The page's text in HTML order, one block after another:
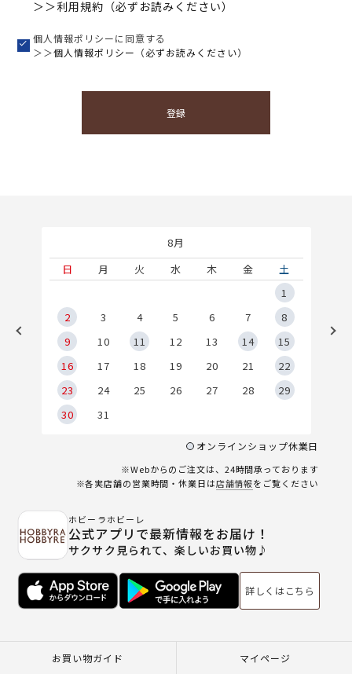
＞＞利用規約（必ずお読みください）
個人情報ポリシーに同意する
＞＞個人情報ポリシー（必ずお読みください）
登録
8月
日
月 火 水 木 金
土
1
2
3 4 5 6 7
8
9
10 11 12 13 14
15
16
17 18 19 20 21
22
23
24 25 26 27 28
29
30
31
オンラインショップ休業日
※Webからのご注文は、24時間承っております
※各実店舗の営業時間・休業日は店舗情報をご覧ください
ホビーラホビーレ
公式アプリで最新情報をお届け！
サクサク見られて、楽しいお買い物♪
詳しくはこちら
お買い物ガイド マイページ